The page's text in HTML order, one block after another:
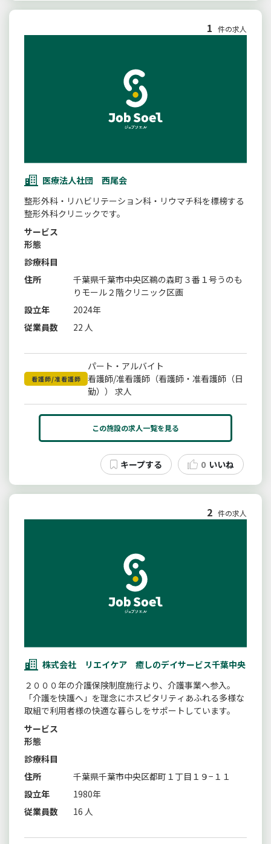
1 件の求人
医療法人社団 西尾会
整形外科・リハビリテーション科・リウマチ科を標榜する
整形外科クリニックです。
サービス
形態
診療科目
住所
千葉県千葉市中央区鵜の森町３番１号うのも
りモール２階クリニック区画
設立年
2024年
従業員数
22 人
看護師/准看護師
パート・アルバイト
看護師/准看護師（看護師・准看護師（日
勤）） 求人
この施設の求人一覧を見る
0 いいね
2 件の求人
株式会社 リエイケア 癒しのデイサービス千葉中央
２０００年の介護保険制度施行より、介護事業へ参入。
「介護を快護へ」を理念にホスピタリティあふれる多様な
取組で利用者様の快適な暮らしをサポートしています。
サービス
形態
診療科目
住所
千葉県千葉市中央区都町１丁目１９−１１
設立年
1980年
従業員数
16 人